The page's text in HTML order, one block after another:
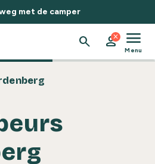
met de camper
search person
close menu
Menu